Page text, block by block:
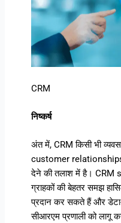
CRM
निष्कर्ष
अंत में, CRM किसी भी
customer
देने की तलाश में है। CRM
ग्राहकों की बेहतर समझ
प्रदान कर सकते हैं और
सीआरएम प्रणाली को लागू